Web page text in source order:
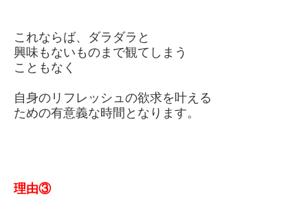
これならば、ダラダラと
興味もないものまで観てしまう
こともなく
自身のリフレッシュの欲求を叶える
ための有意義な時間となります。
理由③